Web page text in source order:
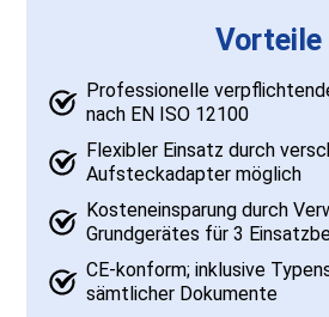
Vorteile
Professionelle
nach EN ISO 12100
Flexibler Einsatz durch
Aufsteckadapter möglich
Kosteneinsparung durch
Grundgerätes für 3
CE-konform; inklusive
sämtlicher Dokumente